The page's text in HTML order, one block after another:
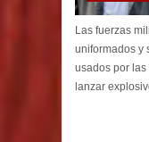
Las fuerzas
uniformados y
usados por
lanzar